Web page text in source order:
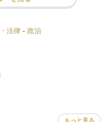
法律 - 政治
もっと見る